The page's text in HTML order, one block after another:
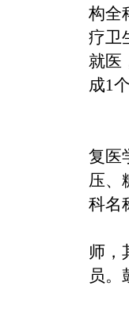
构全
疗卫
就医
成1
复医
压、
科名
师，
员。